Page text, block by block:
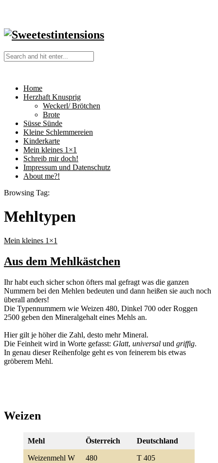
Home
Herzhaft Knusprig
Weckerl/ Brötchen
Brote
Süsse Sünde
Kleine Schlemmereien
Kinderkarte
Mein kleines 1×1
Schreib mir doch!
Impressum und Datenschutz
About me?!
Browsing Tag:
Mehltypen
Mein kleines 1×1
Aus dem Mehlkästchen
Ihr habt euch sicher schon öfters mal gefragt was die ganzen
Nummern bei den Mehlen bedeuten und dann heißen sie auch noch
überall anders!
Die Typennummern wie Weizen 480, Dinkel 700 oder Roggen
2500 geben den Mineralgehalt eines Mehls an.
Hier gilt je höher die Zahl, desto mehr Mineral.
Die Feinheit wird in Worte gefasst: Glatt, universal und griffig.
In genau dieser Reihenfolge geht es von feinerem bis etwas
gröberem Mehl.
Weizen
Mehl Österreich Deutschland
Weizenmehl W 480 T 405